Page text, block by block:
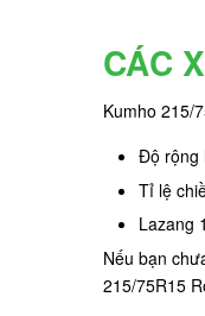
CÁC
Kumho 215/
Độ rộng
Tỉ lệ
Lazang
Nếu bạn
215/75R15